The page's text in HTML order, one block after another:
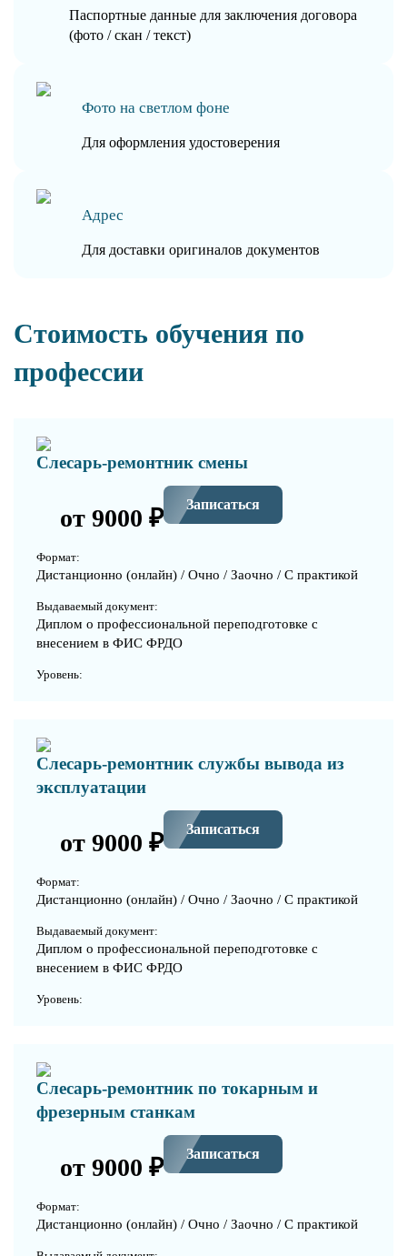
Паспортные данные для заключения договора
(фото / скан / текст)
Фото на светлом фоне
Для оформления удостоверения
Адрес
Для доставки оригиналов документов
Стоимость обучения по
профессии
Слесарь-ремонтник смены
от 9000 ₽ Записаться
Формат:
Дистанционно (онлайн) / Очно / Заочно / С практикой
Выдаваемый документ:
Диплом о профессиональной переподготовке с
внесением в ФИС ФРДО
Уровень:
Слесарь-ремонтник службы вывода из
эксплуатации
от 9000 ₽ Записаться
Формат:
Дистанционно (онлайн) / Очно / Заочно / С практикой
Выдаваемый документ:
Диплом о профессиональной переподготовке с
внесением в ФИС ФРДО
Уровень:
Слесарь-ремонтник по токарным и
фрезерным станкам
от 9000 ₽ Записаться
Формат:
Дистанционно (онлайн) / Очно / Заочно / С практикой